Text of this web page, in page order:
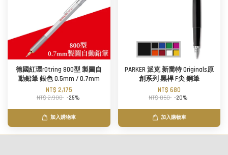
德國紅環rOtring 800型 製圖自
動鉛筆 銀色 0.5mm / 0.7mm
NT$ 2,175
NT$ 2,900 -25%
加入購物車
PARKER 派克 新喬特 Originals原
創系列 黑桿 F尖 鋼筆
NT$ 680
NT$ 850 -20%
加入購物車